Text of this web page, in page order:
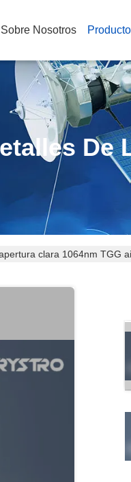
Sobre Nosotros
De
clara 1064nm TGG